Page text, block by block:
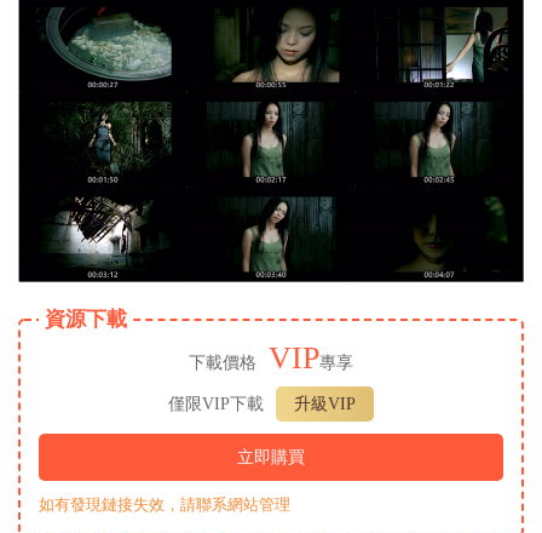
資源下載
下載價格 VIP專享
僅限VIP下載 升級VIP
立即購買
如有發現鏈接失效，請聯系網站管理